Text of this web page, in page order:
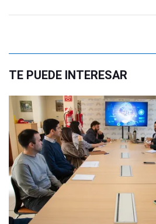
TE PUEDE INTERESAR